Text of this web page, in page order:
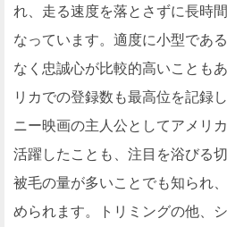
れ、走る速度を落とさずに長時
なっています。適度に小型であ
なく忠誠心が比較的高いことも
リカでの登録数も最高位を記録
ニー映画の主人公としてアメリ
活躍したことも、注目を浴びる
被毛の量が多いことでも知られ
められます。トリミングの他、